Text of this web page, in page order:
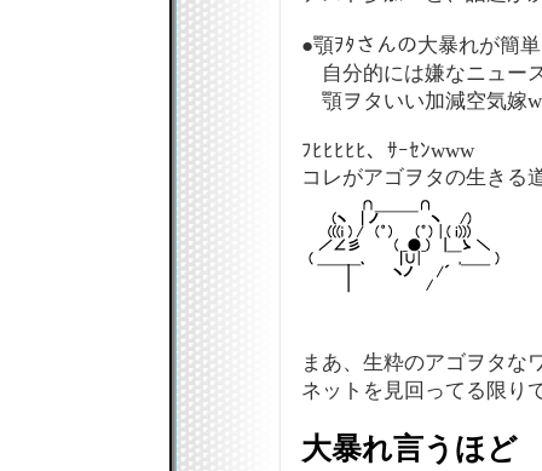
●顎ｦﾀさんの大暴れが簡
自分的には嫌なニュー
顎ヲタいい加減空気嫁
ﾌﾋﾋﾋﾋﾋ、ｻｰｾﾝwww
コレがアゴヲタの生きる
まあ、生粋のアゴヲタな
ネットを見回ってる限り
大暴れ言うほど